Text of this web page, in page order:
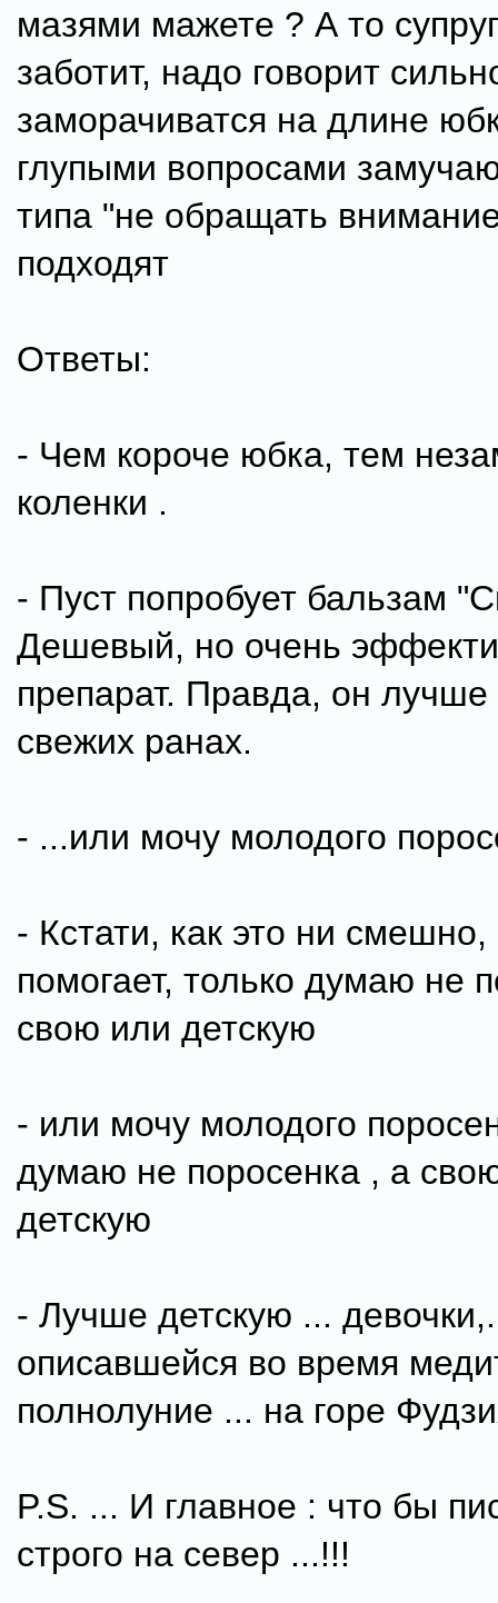
мазями мажете ? А то
заботит, надо говорит
заморачиватся на длине
глупыми вопросами
типа "не обращать
подходят
Ответы:
- Чем короче юбка, тем
коленки .
- Пуст попробует бальзам
Дешевый, но очень
препарат. Правда, он лучше
свежих ранах.
- ...или мочу молодого
- Кстати, как это ни
помогает, только думаю не
свою или детскую
- или мочу молодого
думаю не поросенка , а
детскую
- Лучше детскую ...
описавшейся во время
полнолуние ... на горе
P.S. ... И главное : что бы
строго на север ...!!!